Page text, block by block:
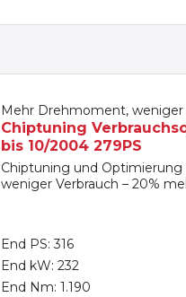
Mehr Drehmoment, weniger
Chiptuning
bis 10/2004 279PS
Chiptuning und Optimierung
weniger Verbrauch – 20%
End PS: 316
End kW: 232
End Nm: 1.190